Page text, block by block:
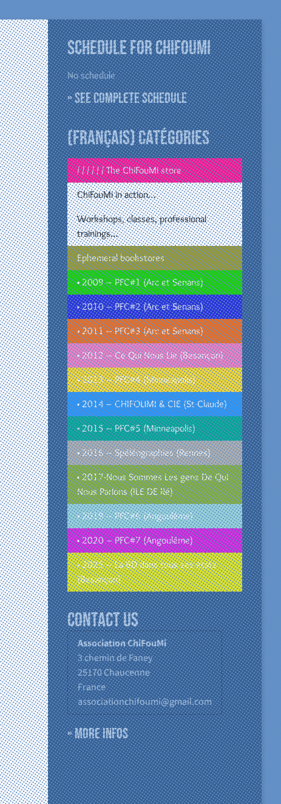
Schedule for ChiFouMi
No schedule
» See complete schedule
(Français) Catégories
/ / / / / / The ChiFouMi store
ChiFouMi in action…
Workshops, classes, professional
trainings…
Ephemeral bookstores
• 2009 – PFC#1 (Arc et Senans)
• 2010 – PFC#2 (Arc et Senans)
• 2011 – PFC#3 (Arc et Senans)
• 2012 – Ce Qui Nous Lie (Besançon)
• 2013 – PFC#4 (Minneapolis)
• 2014 – CHIFOUMI & CIE (St-Claude)
• 2015 – PFC#5 (Minneapolis)
• 2016 – Spéléographies (Rennes)
• 2017-Nous Sommes Les gens De Qui
Nous Parlons (ILE DE Ré)
• 2019 – PFC#6 (Angoulême)
• 2020 – PFC#7 (Angoulême)
• 2025 – La BD dans tous ses états
(Besançon)
Contact us
Association ChiFouMi
3 chemin de Faney
25170Chaucenne
France
associationchifoumi@gmail.com
» More infos